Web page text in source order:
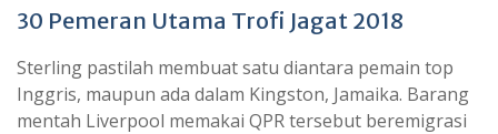
30 Pemeran Utama Trofi Jagat 2018
Sterling pastilah membuat satu diantara pemain top
Inggris, maupun ada dalam Kingston, Jamaika. Barang
mentah Liverpool memakai QPR tersebut beremigrasi